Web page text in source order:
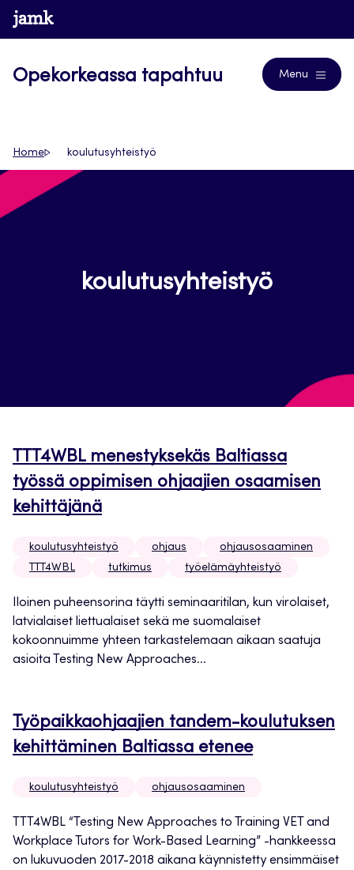
Siirry
suoraan
www.jamk.fi
Opekorkeassa tapahtuu Menu
Home koulutusyhteistyö
koulutusyhteistyö
TTT4WBL menestyksekäs Baltiassa
työssä oppimisen ohjaajien osaamisen
kehittäjänä
koulutusyhteistyö ohjaus
ohjausosaaminen
TTT4WBL
tutkimus työelämäyhteistyö
Iloinen puheensorina täytti seminaaritilan, kun virolaiset,
latvialaiset liettualaiset sekä me suomalaiset
kokoonnuimme yhteen tarkastelemaan aikaan saatuja
asioita Testing New Approaches...
Työpaikkaohjaajien tandem-koulutuksen
kehittäminen Baltiassa etenee
koulutusyhteistyö ohjausosaaminen
TTT4WBL “Testing New Approaches to Training VET and
Workplace Tutors for Work-Based Learning” -hankkeessa
on lukuvuoden 2017-2018 aikana käynnistetty ensimmäiset